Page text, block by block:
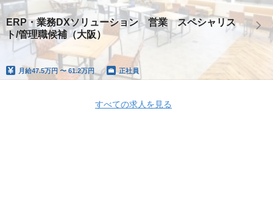
ERP・業務DXソリューション 営業 スペシャリス
ト/管理職候補（大阪）
月給47.5万円 〜 61.2万円 正社員
すべての求人を見る